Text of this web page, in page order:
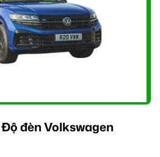
đèn Volkswagen